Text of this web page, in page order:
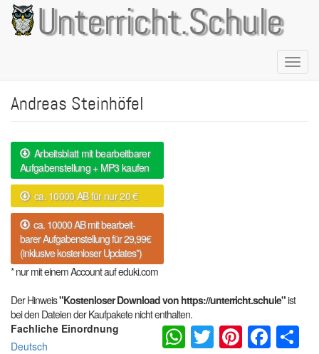
Direkt
zum
Inhalt
Unterricht.Schule
Andreas Steinhöfel
Arbeitsblatt mit bearbeitbarer
Aufgabenstellung + MP3 kaufen
ca. 10000 AB für nur 20 €
ca. 10000 AB mit bearbeit-
barer Aufgabenstellung für 29,99€
(inklusive kostenloser Updates*)
* nur mit einem Account auf eduki.com
Der Hinweis"Kostenloser Download von https://unterricht.schule"ist
bei den Dateien der Kaufpakete nicht enthalten.
Fachliche Einordnung
Deutsch
WhatsApp
Twitter